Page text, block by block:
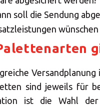
soll die Sendung
wünschen
sind jeweils für
ist die Wahl